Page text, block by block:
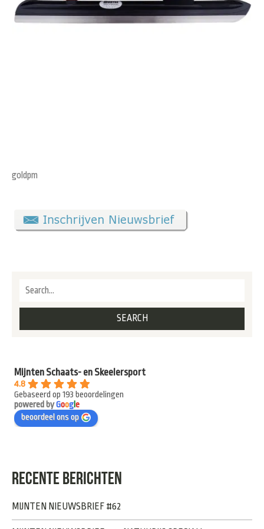
goldpm
Mijnten Schaats- en Skeelersport
4.8
Gebaseerd op 193 beoordelingen
powered byGooge
beoordeel ons op
RECENTE BERICHTEN
MIJNTEN NIEUWSBRIEF #62